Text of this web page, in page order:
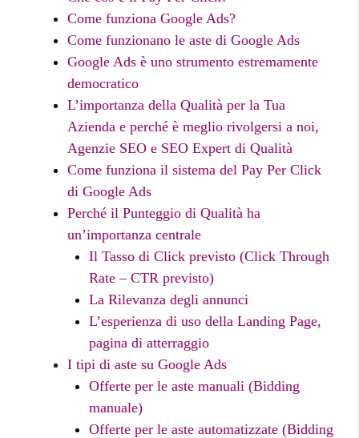
Come funziona Google Ads?
Come funzionano le aste di Google Ads
Google Ads è uno strumento estremamente
democratico
L’importanza della Qualità per la Tua
Azienda e perché è meglio rivolgersi a noi,
Agenzie SEO e SEO Expert di Qualità
Come funziona il sistema del Pay Per Click
di Google Ads
Perché il Punteggio di Qualità ha
un’importanza centrale
Il Tasso di Click previsto (Click Through
Rate – CTR previsto)
La Rilevanza degli annunci
L’esperienza di uso della Landing Page,
pagina di atterraggio
I tipi di aste su Google Ads
Offerte per le aste manuali (Bidding
manuale)
Offerte per le aste automatizzate (Bidding